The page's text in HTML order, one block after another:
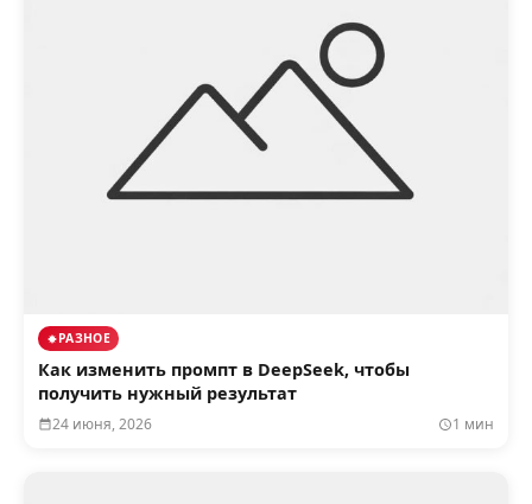
РАЗНОЕ
Как изменить промпт в DeepSeek, чтобы
получить нужный результат
24 июня, 2026 1 мин